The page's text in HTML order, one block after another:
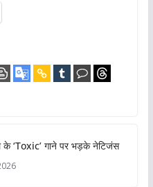
के ‘Toxic’ गाने पर भड़के नेटिजंस